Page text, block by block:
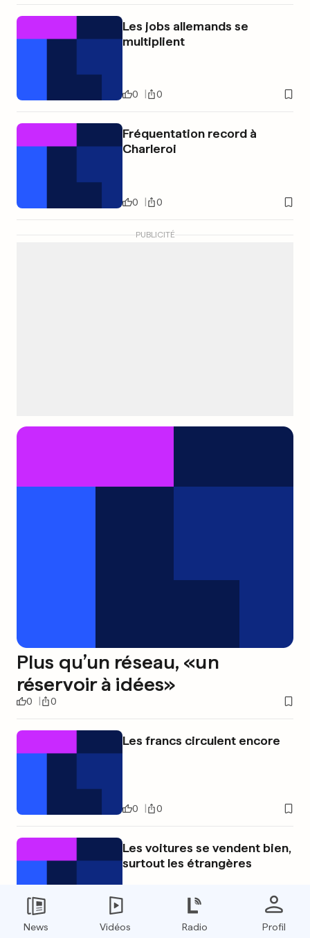
Les jobs allemands se
multiplient
0 0
Fréquentation record à
Charleroi
0 0
PUBLICITÉ
Plus qu’un réseau, «un
réservoir à idées»
0 0
Les francs circulent encore
0 0
Les voitures se vendent bien,
surtout les étrangères
News
Vidéos Radio Profil